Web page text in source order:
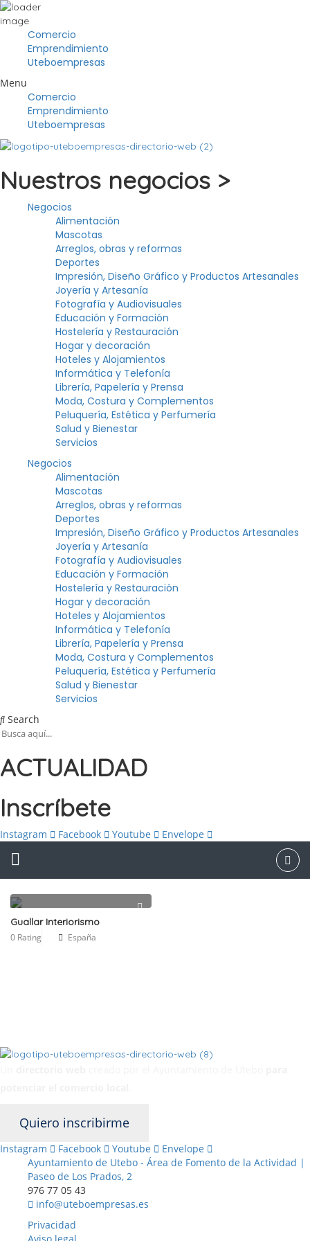
Comercio
Emprendimiento
Uteboempresas
Menu
Comercio
Emprendimiento
Uteboempresas
Nuestros negocios >
Negocios
Alimentación
Mascotas
Arreglos, obras y reformas
Deportes
Impresión, Diseño Gráfico y Productos Artesanales
Joyería y Artesanía
Fotografía y Audiovisuales
Educación y Formación
Hostelería y Restauración
Hogar y decoración
Hoteles y Alojamientos
Informática y Telefonía
Librería, Papelería y Prensa
Moda, Costura y Complementos
Peluquería, Estética y Perfumería
Salud y Bienestar
Servicios
Negocios
Alimentación
Mascotas
Arreglos, obras y reformas
Deportes
Impresión, Diseño Gráfico y Productos Artesanales
Joyería y Artesanía
Fotografía y Audiovisuales
Educación y Formación
Hostelería y Restauración
Hogar y decoración
Hoteles y Alojamientos
Informática y Telefonía
Librería, Papelería y Prensa
Moda, Costura y Complementos
Peluquería, Estética y Perfumería
Salud y Bienestar
Servicios
Search
ACTUALIDAD
Inscríbete
Instagram Facebook Youtube Envelope
Guallar Interiorismo
0 Rating España
Quiero inscribirme
Instagram Facebook Youtube
Envelope
Ayuntamiento de Utebo - Área de Fomento de la Actividad |
Paseo de Los Prados, 2
976 77 05 43
info@uteboempresas.es
Privacidad